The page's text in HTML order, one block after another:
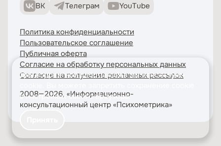
ВК
Телеграм YouTube
Политика конфиденциальности
Пользовательское соглашение
Публичная оферта
Согласие на обработку персональных данных
Согласие на получение рекламных рассылок
2008—2026, «Информационно-
консультационный центр «Психометрика»
Для корректной работы сайта мы используем
в настройках своего браузера.